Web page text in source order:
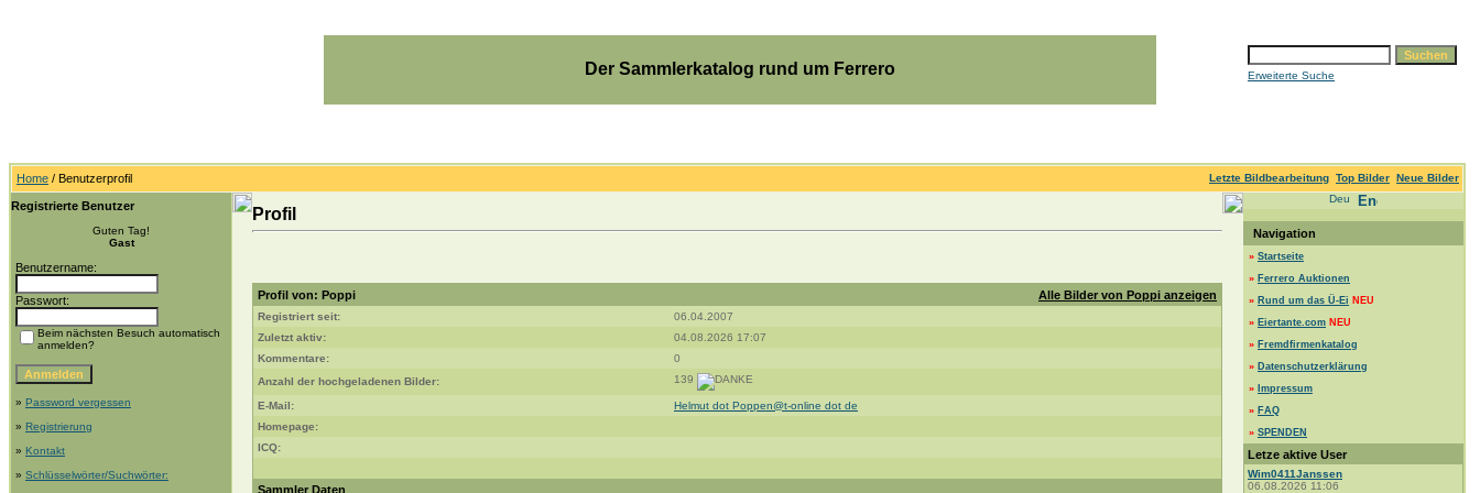
Der Sammlerkatalog rund um Ferrero Erweiterte Suche
Home / Benutzerprofil Letzte Bildbearbeitung Top Bilder Neue Bilder
Registrierte Benutzer
Guten Tag!
Gast
Benutzername:
Passwort:
Beim nächsten Besuch automatisch
anmelden?
» Password vergessen
» Registrierung
» Kontakt
» Schlüsselwörter/Suchwörter:
Profil
Profil von: Poppi Alle Bilder von Poppi anzeigen
Registriert seit:
06.04.2007
Zuletzt aktiv:
04.08.2026 17:07
Kommentare:
0
Anzahl der hochgeladenen Bilder:
139
E-Mail:
Helmut dot Poppen@t-online dot de
Homepage:
ICQ:
Sammler Daten
Navigation
» Startseite
» Ferrero Auktionen
» Rund um das Ü-Ei NEU
» Eiertante.com NEU
» Fremdfirmenkatalog
» Datenschutzerklärung
» Impressum
» FAQ
» SPENDEN
Letze aktive User
Wim0411Janssen
06.08.2026 11:06